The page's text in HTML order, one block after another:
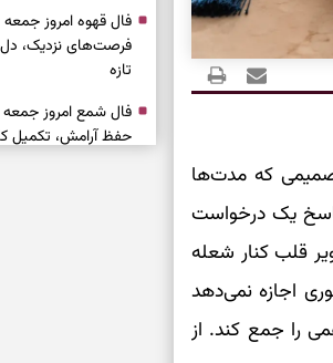
که مدت‌ها
پاسخ یک درخواست
قلب کنار شعله
اجازه نمی‌دهد
را جمع کند. از
فرصت‌های نزدیک،
تازه
حفظ آرامش، تکمیل